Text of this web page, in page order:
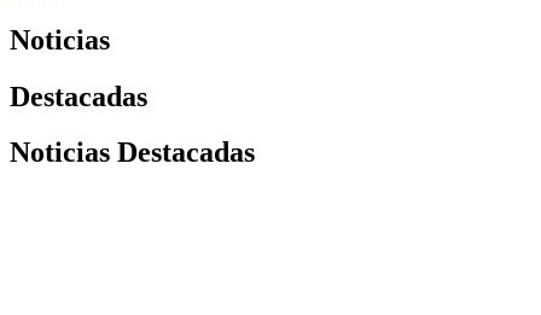
Noticias
Destacadas
Noticias Destacadas